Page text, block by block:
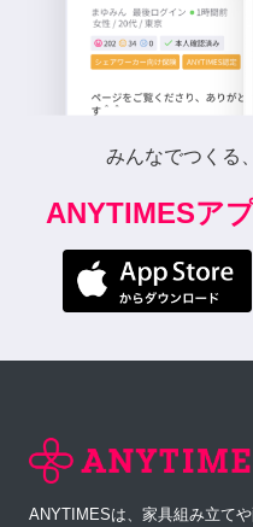
みんなでつくる
ANYTIMESア
ANYTIMESは、家具組み立て